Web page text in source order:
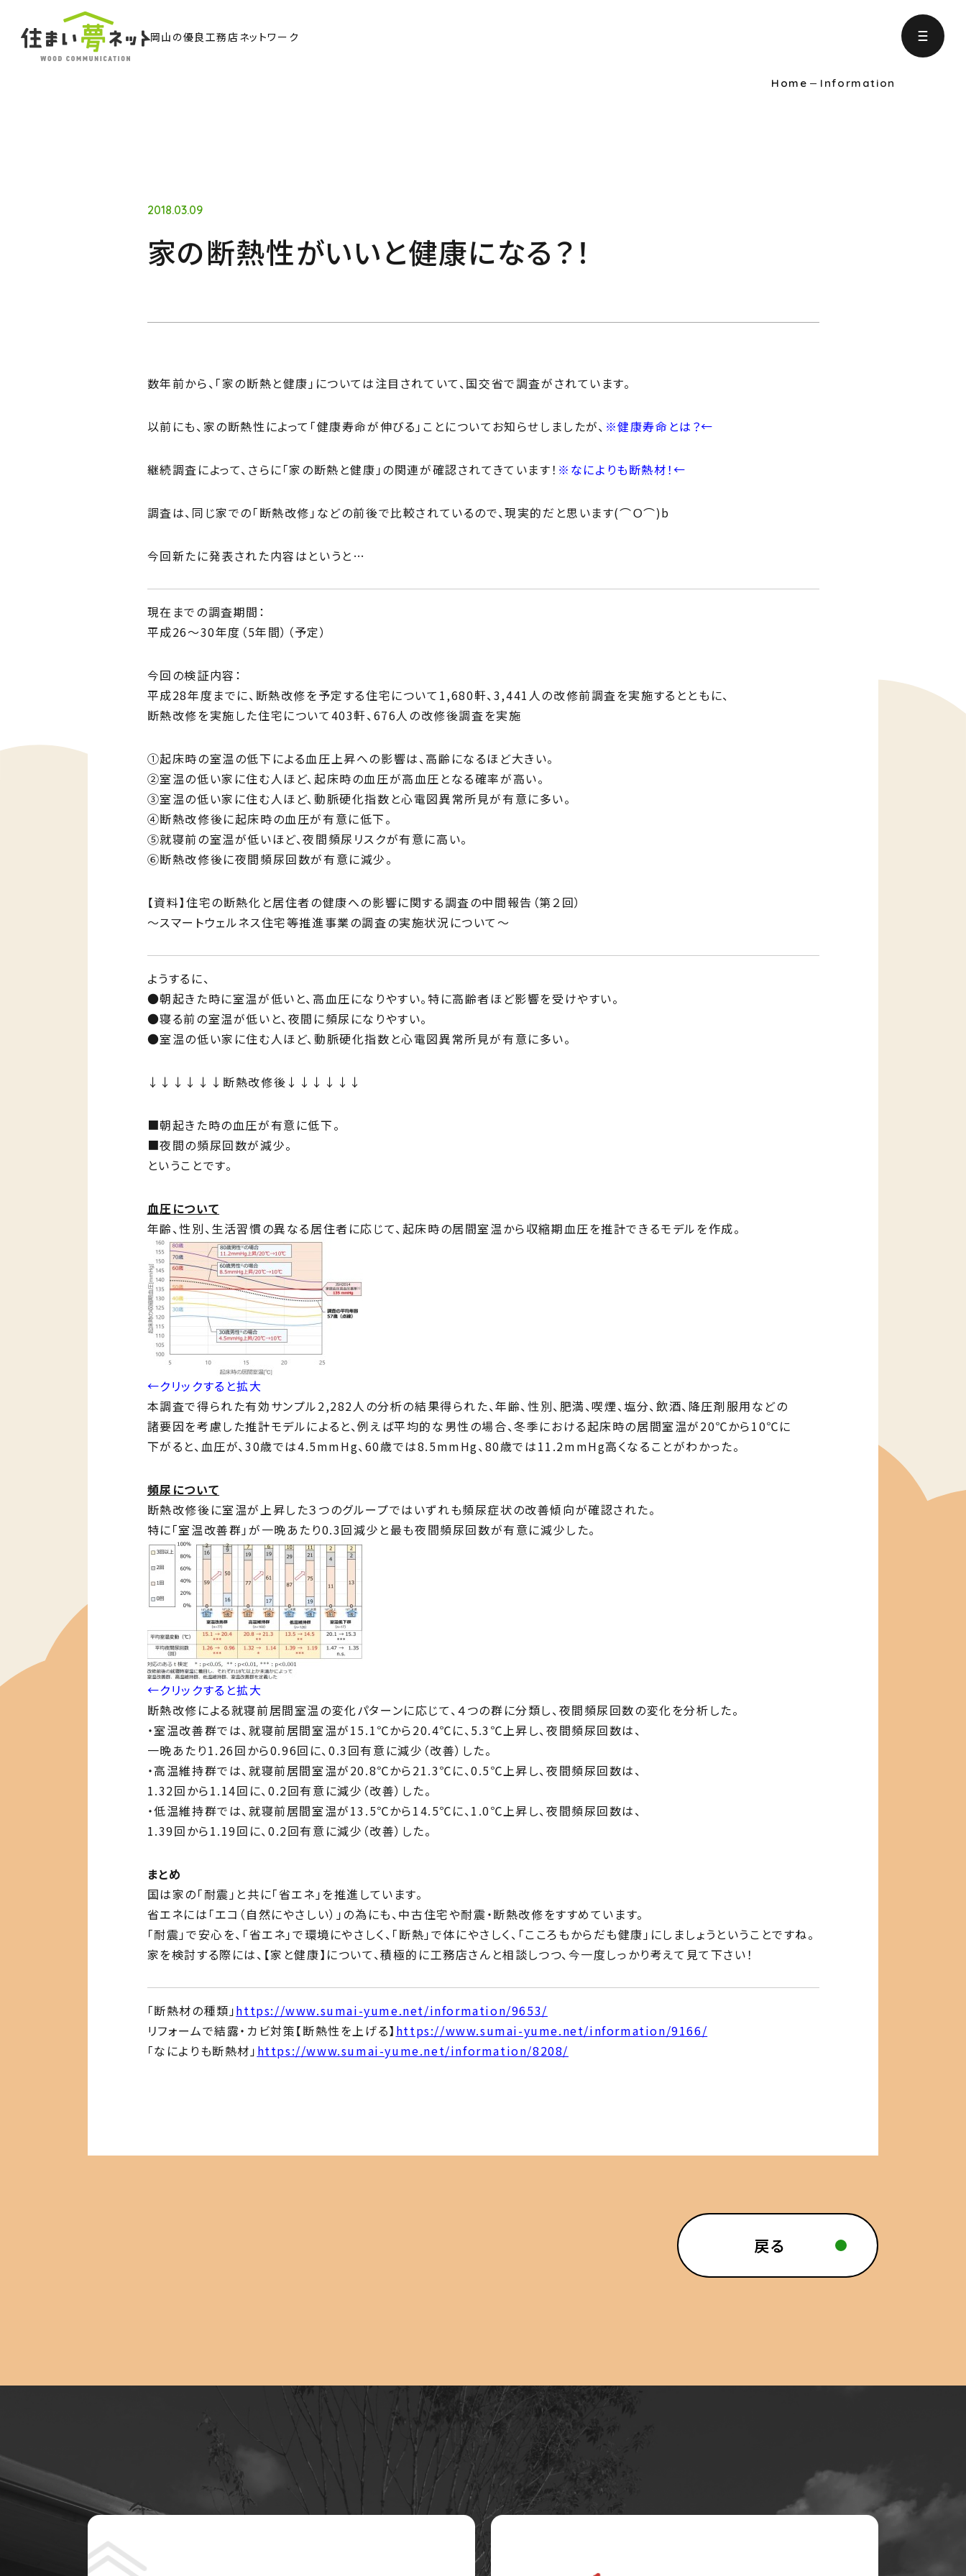
岡山の優良工務店ネットワーク
Concept
Philosophy
住まい夢ネット加盟工務店
じゅうmado
Home Information
2018.03.09
家の断熱性がいいと健康になる？！
数年前から、「家の断熱と健康」については注目されていて、国交省で調査がされています。
以前にも、家の断熱性によって「健康寿命が伸びる」ことについてお知らせしましたが、 ※健康寿命とは？←
継続調査によって、さらに「家の断熱と健康」の関連が確認されてきています！ ※なによりも断熱材！←
調査は、同じ家での「断熱改修」などの前後で比較されているので、現実的だと思います(⌒Ｏ⌒)b
今回新たに発表された内容はというと…
現在までの調査期間：
平成26～30年度（5年間）（予定）
今回の検証内容：
平成28年度までに、断熱改修を予定する住宅について1,680軒、3,441人の改修前調査を実施するとともに、
断熱改修を実施した住宅について403軒、676人の改修後調査を実施
①起床時の室温の低下による血圧上昇への影響は、高齢になるほど大きい。
②室温の低い家に住む人ほど、起床時の血圧が高血圧となる確率が高い。
③室温の低い家に住む人ほど、動脈硬化指数と心電図異常所見が有意に多い。
④断熱改修後に起床時の血圧が有意に低下。
⑤就寝前の室温が低いほど、夜間頻尿リスクが有意に高い。
⑥断熱改修後に夜間頻尿回数が有意に減少。
【資料】住宅の断熱化と居住者の健康への影響に関する調査の中間報告（第２回）
～スマートウェルネス住宅等推進事業の調査の実施状況について～
ようするに、
●朝起きた時に室温が低いと、高血圧になりやすい。特に高齢者ほど影響を受けやすい。
●寝る前の室温が低いと、夜間に頻尿になりやすい。
●室温の低い家に住む人ほど、動脈硬化指数と心電図異常所見が有意に多い。
↓↓↓↓↓↓断熱改修後↓↓↓↓↓↓
■朝起きた時の血圧が有意に低下。
■夜間の頻尿回数が減少。
ということです。
血圧について
年齢、性別、⽣活習慣の異なる居住者に応じて、起床時の居間室温から収縮期⾎圧を推計できるモデルを作成。
←クリックすると拡大
本調査で得られた有効サンプル2,282⼈の分析の結果得られた、年齢、性別、肥満、喫煙、塩分、飲酒、降圧剤服⽤などの
諸要因を考慮した推計モデルによると、例えば平均的な男性の場合、冬季における起床時の居間室温が20℃から10℃に
下がると、⾎圧が、30歳では4.5mmHg、60歳では8.5mmHg、80歳では11.2mmHg⾼くなることがわかった。
頻尿について
断熱改修後に室温が上昇した３つのグループではいずれも頻尿症状の改善傾向が確認された。
特に「室温改善群」が⼀晩あたり0.3回減少と最も夜間頻尿回数が有意に減少した。
←クリックすると拡大
断熱改修による就寝前居間室温の変化パターンに応じて、４つの群に分類し、夜間頻尿回数の変化を分析した。
・室温改善群では、就寝前居間室温が15.1℃から20.4℃に、5.3℃上昇し、夜間頻尿回数は、
⼀晩あたり1.26回から0.96回に、0.3回有意に減少（改善）した。
・⾼温維持群では、就寝前居間室温が20.8℃から21.3℃に、0.5℃上昇し、夜間頻尿回数は、
1.32回から1.14回に、0.2回有意に減少（改善）した。
・低温維持群では、就寝前居間室温が13.5℃から14.5℃に、1.0℃上昇し、夜間頻尿回数は、
1.39回から1.19回に、0.2回有意に減少（改善）した。
まとめ
国は家の「耐震」と共に「省エネ」を推進しています。
省エネには「エコ（自然にやさしい）」の為にも、中古住宅や耐震・断熱改修をすすめています。
「耐震」で安心を、「省エネ」で環境にやさしく、「断熱」で体にやさしく、「こころもからだも健康」にしましょうということですね。
家を検討する際には、【家と健康】について、積極的に工務店さんと相談しつつ、今一度しっかり考えて見て下さい！
「断熱材の種類」https://www.sumai-yume.net/information/9653/
リフォームで結露・カビ対策【断熱性を上げる】 https://www.sumai-yume.net/information/9166/
「なによりも断熱材」 https://www.sumai-yume.net/information/8208/
戻る